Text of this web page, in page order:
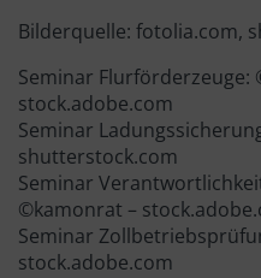
Bilderquelle: fotolia.com,
Seminar Flurförderzeuge:
stock.adobe.com
Seminar
shutterstock.com
Seminar
©kamonrat –
Seminar
stock.adobe.com